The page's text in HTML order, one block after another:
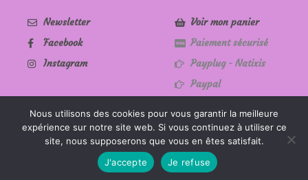
Newsletter
Facebook
Instagram
Voir mon panier
Paiement sécurisé
Payplug - Natixis
Paypal
Copyright © 2026 LMB création
Powered by LMB création
Nous utilisons des cookies pour vous garantir la meilleure
expérience sur notre site web. Si vous continuez à utiliser ce
site, nous supposerons que vous en êtes satisfait.
J'accepte
Je refuse